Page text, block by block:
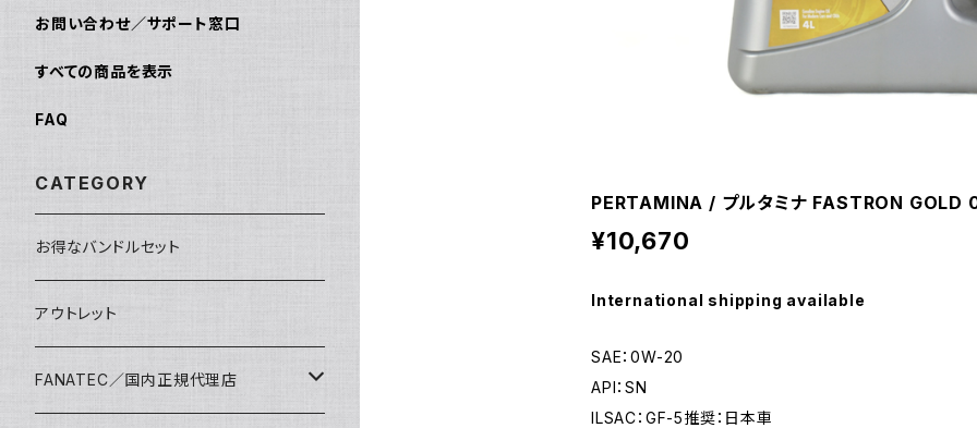
PERTAMINA / プルタミナ FASTRON
¥10,670
International shipping available
SAE：0W-20
API：SN
ILSAC：GF-5推奨：日本車
お問い合わせ／サポート窓口
すべての商品を表示
FAQ
CATEGORY
お得なバンドルセット
アウトレット
FANATEC／国内正規代理店